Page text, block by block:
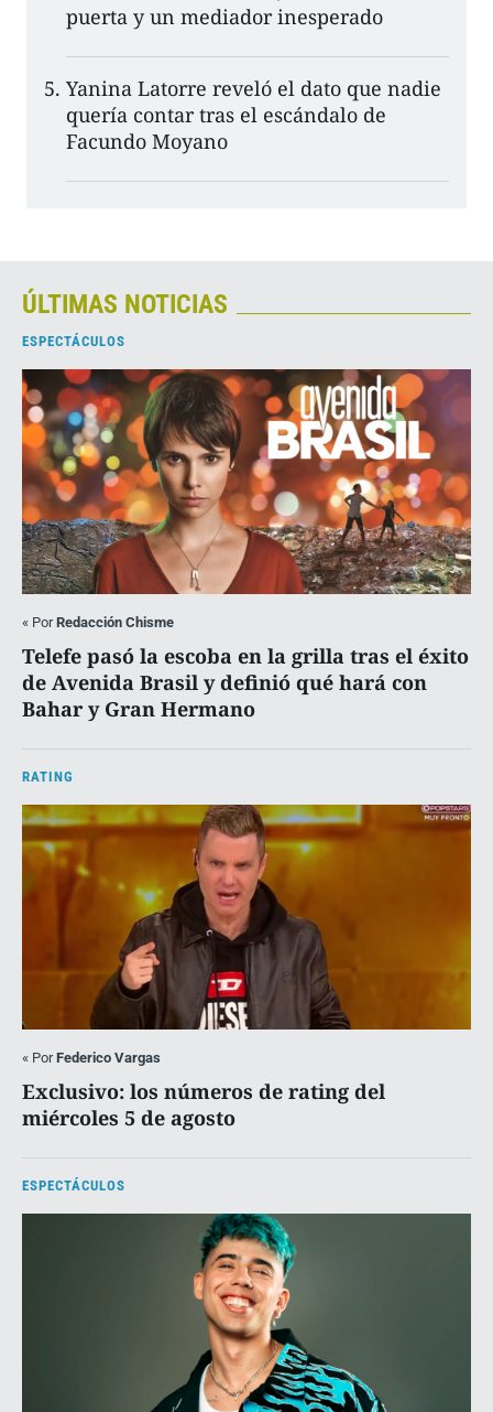
puerta y un mediador inesperado
Yanina Latorre reveló el dato que nadie
quería contar tras el escándalo de
Facundo Moyano
ÚLTIMAS NOTICIAS
ESPECTÁCULOS
« PorRedacción Chisme
Telefe pasó la escoba en la grilla tras el éxito
de Avenida Brasil y definió qué hará con
Bahar y Gran Hermano
RATING
« PorFederico Vargas
Exclusivo: los números de rating del
miércoles 5 de agosto
ESPECTÁCULOS